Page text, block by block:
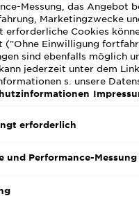
Mai 29, 2026
Haaren mehr Glanz
auf und wirkt
genau dahintersteckt,
Haaren passen.
Glossing im Überblick
und frischt die Farbe auf
Farbunebenheiten aus
für fast jeden
Haartyp –
mit Haarschäden
Messung, das Angebot
Marketingzwecke
erforderliche Cookies
("Ohne Einwilligung
sind ebenfalls möglich
jederzeit unter dem
s. unsere
erforderlich
und Performance-Messung